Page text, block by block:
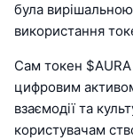
була
використання
Сам токен
цифровим
взаємодії та
користувачам